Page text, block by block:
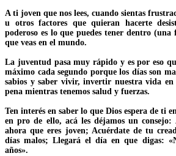
A ti joven que nos lees, cuando sientas
u otros factores que quieran hacerte
poderoso es lo que puedes tener dentro
que veas en el mundo.
La juventud pasa muy rápido y es por eso
máximo cada segundo porque los días son
sabios y saber vivir, invertir nuestra vida
pena mientras tenemos salud y fuerzas.
Ten interés en saber lo que Dios espera de ti
en pro de ello, acá les déjamos un
ahora que eres joven; Acuérdate de tu
días malos; Llegará el día en que digas:
años».